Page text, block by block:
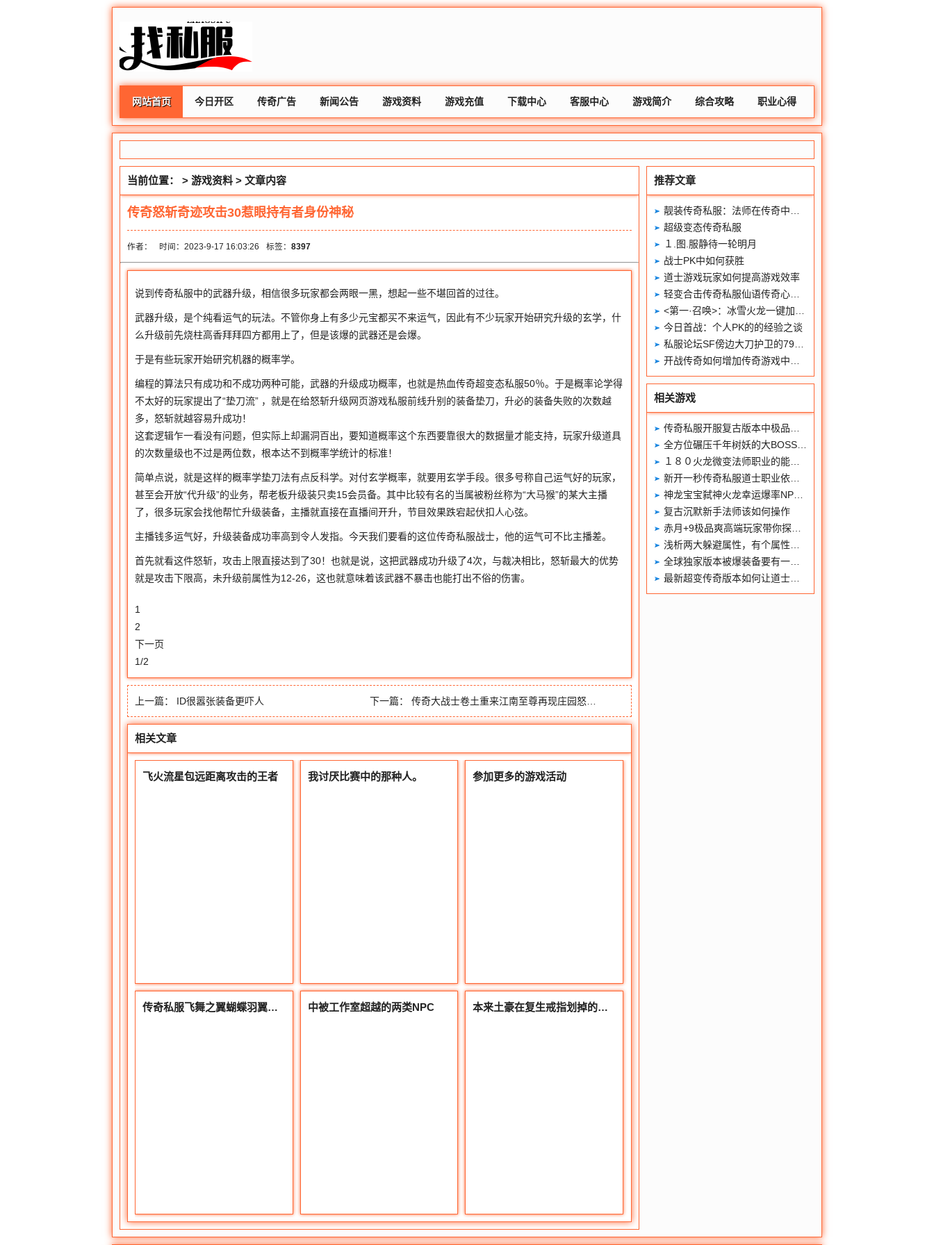
网站首页 今日开区 传奇广告 新闻公告 游戏资料 游戏充值 下载中心 客服中心 游戏简介 综合攻略 职业心得
当前位置： > 游戏资料 > 文章内容
传奇怒斩奇迹攻击30惹眼持有者身份神秘
作者： 时间：2023-9-17 16:03:26 标签： 8397
说到传奇私服中的武器升级，相信很多玩家都会两眼一黑，想起一些不堪回首的过往。
武器升级，是个纯看运气的玩法。不管你身上有多少元宝都买不来运气，因此有不少玩家开始研究升级的玄学，什
么升级前先烧柱高香拜拜四方都用上了，但是该爆的武器还是会爆。
于是有些玩家开始研究机器的概率学。
编程的算法只有成功和不成功两种可能，武器的升级成功概率，也就是热血传奇超变态私服50％。于是概率论学得
不太好的玩家提出了“垫刀流” ，就是在给怒斩升级网页游戏私服前线升别的装备垫刀，升必的装备失败的次数越
多，怒斩就越容易升成功！
这套逻辑乍一看没有问题，但实际上却漏洞百出，要知道概率这个东西要靠很大的数据量才能支持，玩家升级道具
的次数量级也不过是两位数，根本达不到概率学统计的标准！
简单点说，就是这样的概率学垫刀法有点反科学。对付玄学概率，就要用玄学手段。很多号称自己运气好的玩家，
甚至会开放“代升级”的业务，帮老板升级装只卖15会员备。其中比较有名的当属被粉丝称为“大马猴”的某大主播
了，很多玩家会找他帮忙升级装备，主播就直接在直播间开升，节目效果跌宕起伏扣人心弦。
主播钱多运气好，升级装备成功率高到令人发指。今天我们要看的这位传奇私服战士，他的运气可不比主播差。
首先就看这件怒斩，攻击上限直接达到了30！也就是说，这把武器成功升级了4次，与裁决相比，怒斩最大的优势
就是攻击下限高，未升级前属性为12-26，这也就意味着该武器不暴击也能打出不俗的伤害。
1
2
下一页
1/2
上一篇： ID很嚣张装备更吓人 下一篇： 传奇大战士卷土重来江南至尊再现庄园怒斩全区最牛
相关文章
飞火流星包远距离攻击的王者 我讨厌比赛中的那种人。 参加更多的游戏活动
传奇私服飞舞之翼蝴蝶羽翼的奇幻之旅 中被工作室超越的两类NPC 本来土豪在复生戒指划掉的时分立马请求了账号保护
推荐文章
超级变态传奇私服
１.图.服静待一轮明月
战士PK中如何获胜
道士游戏玩家如何提高游戏效率
轻变合击传奇私服仙语传奇心法秘籍介绍
今日首战：个人PK的的经验之谈
私服论坛SF傍边大刀护卫的79级技艺叫做恶魔来临
相关游戏
全方位碾压千年树妖的大BOSS-魔龙树妖
１８０火龙微变法师职业的能力看法
新开一秒传奇私服道士职业依然强大
神龙宝宝弑神火龙幸运爆率NPC的作用？
复古沉默新手法师该如何操作
赤月+9极品爽高端玩家带你探索荆棘要塞地图
全球独家版本被爆装备要有一个好心态
最新超变传奇版本如何让道士提升起来呢？